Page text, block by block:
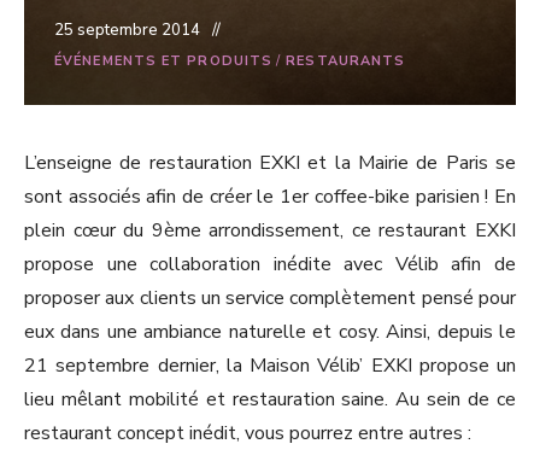
25 septembre 2014
ÉVÉNEMENTS ET PRODUITS / RESTAURANTS
L’enseigne de restauration EXKI et la Mairie de Paris se
sont associés afin de créer le 1er coffee-bike parisien ! En
plein cœur du 9ème arrondissement, ce restaurant EXKI
propose une collaboration inédite avec Vélib afin de
proposer aux clients un service complètement pensé pour
eux dans une ambiance naturelle et cosy. Ainsi, depuis le
21 septembre dernier, la Maison Vélib’ EXKI propose un
lieu mêlant mobilité et restauration saine. Au sein de ce
restaurant concept inédit, vous pourrez entre autres :